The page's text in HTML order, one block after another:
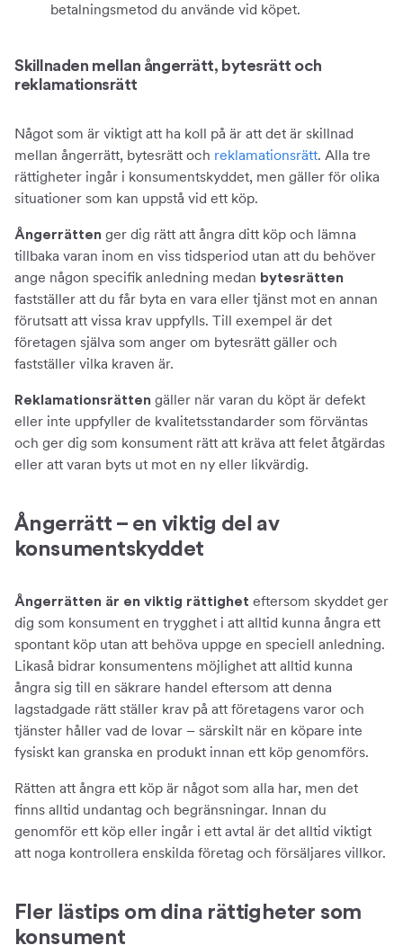
betalningsmetod du använde vid köpet.
Skillnaden mellan ångerrätt, bytesrätt och
reklamationsrätt
Något som är viktigt att ha koll på är att det är skillnad
mellan ångerrätt, bytesrätt och reklamationsrätt. Alla tre
rättigheter ingår i konsumentskyddet, men gäller för olika
situationer som kan uppstå vid ett köp.
Ångerrätten ger dig rätt att ångra ditt köp och lämna
tillbaka varan inom en viss tidsperiod utan att du behöver
ange någon specifik anledning medan bytesrätten
fastställer att du får byta en vara eller tjänst mot en annan
förutsatt att vissa krav uppfylls. Till exempel är det
företagen själva som anger om bytesrätt gäller och
fastställer vilka kraven är.
Reklamationsrätten gäller när varan du köpt är defekt
eller inte uppfyller de kvalitetsstandarder som förväntas
och ger dig som konsument rätt att kräva att felet åtgärdas
eller att varan byts ut mot en ny eller likvärdig.
Ångerrätt – en viktig del av
konsumentskyddet
Ångerrätten är en viktig rättighet eftersom skyddet ger
dig som konsument en trygghet i att alltid kunna ångra ett
spontant köp utan att behöva uppge en speciell anledning.
Likaså bidrar konsumentens möjlighet att alltid kunna
ångra sig till en säkrare handel eftersom att denna
lagstadgade rätt ställer krav på att företagens varor och
tjänster håller vad de lovar – särskilt när en köpare inte
fysiskt kan granska en produkt innan ett köp genomförs.
Rätten att ångra ett köp är något som alla har, men det
finns alltid undantag och begränsningar. Innan du
genomför ett köp eller ingår i ett avtal är det alltid viktigt
att noga kontrollera enskilda företag och försäljares villkor.
Fler lästips om dina rättigheter som
konsument